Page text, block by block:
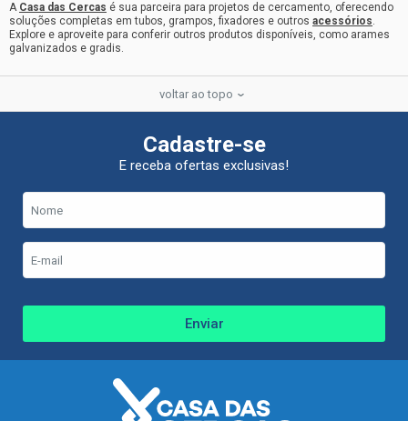
A Casa das Cercas é sua parceira para projetos de cercamento, oferecendo
soluções completas em tubos, grampos, fixadores e outros acessórios.
Explore e aproveite para conferir outros produtos disponíveis, como arames
galvanizados e gradis.
voltar ao topo
Cadastre-se
E receba ofertas exclusivas!
Enviar